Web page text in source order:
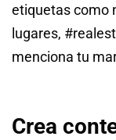
etiquetas como
lugares,
menciona tu
Crea